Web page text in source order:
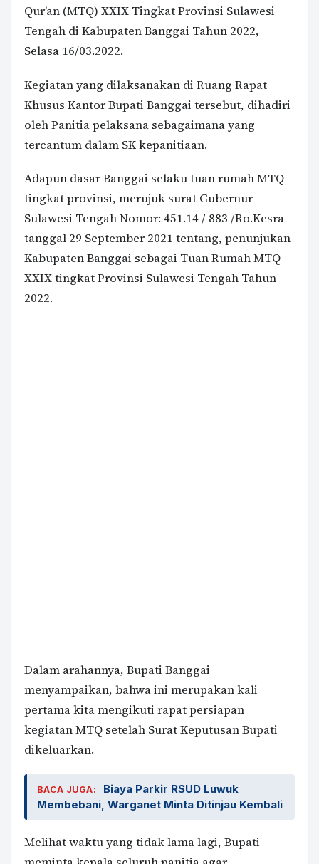
Qur’an (MTQ) XXIX Tingkat Provinsi Sulawesi
Tengah di Kabupaten Banggai Tahun 2022,
Selasa 16/03.2022.
Kegiatan yang dilaksanakan di Ruang Rapat
Khusus Kantor Bupati Banggai tersebut, dihadiri
oleh Panitia pelaksana sebagaimana yang
tercantum dalam SK kepanitiaan.
Adapun dasar Banggai selaku tuan rumah MTQ
tingkat provinsi, merujuk surat Gubernur
Sulawesi Tengah Nomor: 451.14 / 883 /Ro.Kesra
tanggal 29 September 2021 tentang, penunjukan
Kabupaten Banggai sebagai Tuan Rumah MTQ
XXIX tingkat Provinsi Sulawesi Tengah Tahun
2022.
Dalam arahannya, Bupati Banggai
menyampaikan, bahwa ini merupakan kali
pertama kita mengikuti rapat persiapan
kegiatan MTQ setelah Surat Keputusan Bupati
dikeluarkan.
BACA JUGA:
Biaya Parkir RSUD Luwuk
Membebani, Warganet Minta Ditinjau Kembali
Melihat waktu yang tidak lama lagi, Bupati